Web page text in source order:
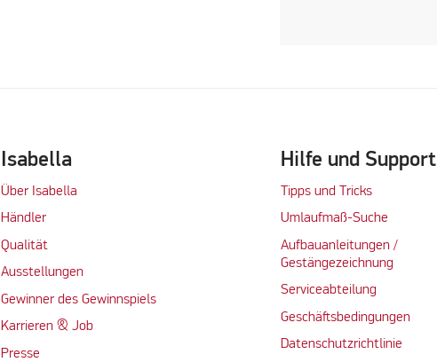
Isabella
Über Isabella
Händler
Qualität
Ausstellungen
Gewinner des Gewinnspiels
Karrieren & Job
Presse
Hilfe und Support
Tipps und Tricks
Umlaufmaß-Suche
Aufbauanleitungen /
Gestängezeichnung
Serviceabteilung
Geschäftsbedingungen
Datenschutzrichtlinie